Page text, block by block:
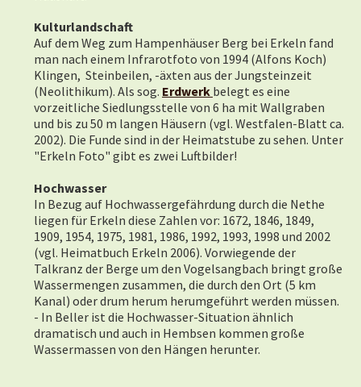
Kulturlandschaft
Auf dem Weg zum Hampenhäuser Berg bei Erkeln fand
man nach einem Infrarotfoto von 1994 (Alfons Koch)
Klingen, Steinbeilen, -äxten aus der Jungsteinzeit
(Neolithikum). Als sog. Erdwerk belegt es eine
vorzeitliche Siedlungsstelle von 6 ha mit Wallgraben
und bis zu 50 m langen Häusern (vgl. Westfalen-Blatt ca.
2002). Die Funde sind in der Heimatstube zu sehen. Unter
"Erkeln Foto" gibt es zwei Luftbilder!
Hochwasser
In Bezug auf Hochwassergefährdung durch die Nethe
liegen für Erkeln diese Zahlen vor: 1672, 1846, 1849,
1909, 1954, 1975, 1981, 1986, 1992, 1993, 1998 und 2002
(vgl. Heimatbuch Erkeln 2006). Vorwiegende der
Talkranz der Berge um den Vogelsangbach bringt große
Wassermengen zusammen, die durch den Ort (5 km
Kanal) oder drum herum herumgeführt werden müssen.
- In Beller ist die Hochwasser-Situation ähnlich
dramatisch und auch in Hembsen kommen große
Wassermassen von den Hängen herunter.